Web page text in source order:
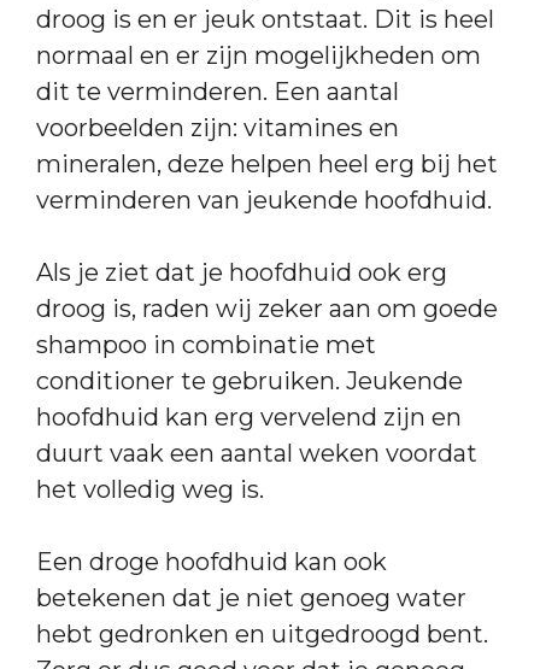
droog is en er jeuk ontstaat. Dit is heel
normaal en er zijn mogelijkheden om
dit te verminderen. Een aantal
voorbeelden zijn: vitamines en
mineralen, deze helpen heel erg bij het
verminderen van jeukende hoofdhuid.
Als je ziet dat je hoofdhuid ook erg
droog is, raden wij zeker aan om goede
shampoo in combinatie met
conditioner te gebruiken. Jeukende
hoofdhuid kan erg vervelend zijn en
duurt vaak een aantal weken voordat
het volledig weg is.
Een droge hoofdhuid kan ook
betekenen dat je niet genoeg water
hebt gedronken en uitgedroogd bent.